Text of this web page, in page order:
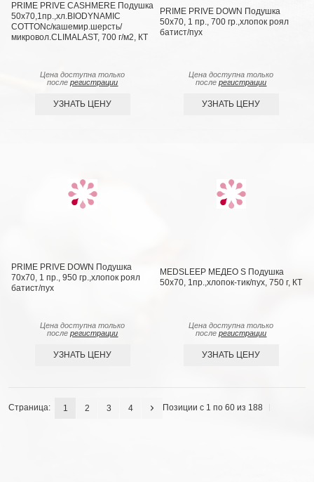
PRIME PRIVE CASHMERE Подушка
50х70,1пр.,хл.BIODYNAMIC
COTTONc/кашемир.шерсть/
микровол.CLIMALAST, 700 г/м2, КТ
Цена доступна только
послерегистрации
УЗНАТЬ ЦЕНУ
PRIME PRIVE DOWN Подушка
50х70, 1 пр., 700 гр.,хлопок роял
батист/пух
Цена доступна только
послерегистрации
УЗНАТЬ ЦЕНУ
PRIME PRIVE DOWN Подушка
70х70, 1 пр., 950 гр.,хлопок роял
батист/пух
Цена доступна только
послерегистрации
УЗНАТЬ ЦЕНУ
MEDSLEEP МЕДЕО S Подушка
50х70, 1пр.,хлопок-тик/пух, 750 г, КТ
Цена доступна только
послерегистрации
УЗНАТЬ ЦЕНУ
Позиции с 1 по 60 из 188
Страница: 1 2 3 4